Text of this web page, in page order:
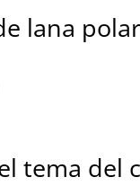
lana polar
tema del